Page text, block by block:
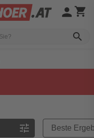
search
person shopping_cart
tune